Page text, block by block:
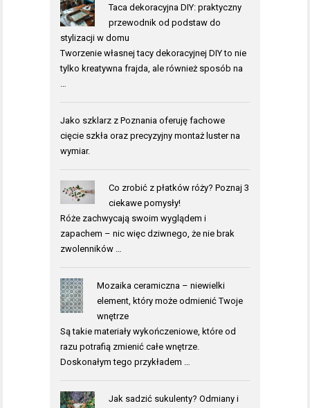
Taca dekoracyjna DIY: praktyczny
przewodnik od podstaw do
stylizacji w domu
Tworzenie własnej tacy dekoracyjnej DIY to nie
tylko kreatywna frajda, ale również sposób na
…
Jako szklarz z Poznania oferuję fachowe
cięcie szkła oraz precyzyjny montaż luster na
wymiar.
Co zrobić z płatków róży? Poznaj 3
ciekawe pomysły!
Róże zachwycają swoim wyglądem i
zapachem – nic więc dziwnego, że nie brak
zwolenników …
Mozaika ceramiczna – niewielki
element, który może odmienić Twoje
wnętrze
Są takie materiały wykończeniowe, które od
razu potrafią zmienić całe wnętrze.
Doskonałym tego przykładem …
Jak sadzić sukulenty? Odmiany i